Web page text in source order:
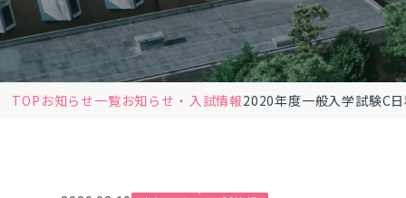
TOP お知らせ一覧お知らせ 入試情報2020年度一般入学試験C